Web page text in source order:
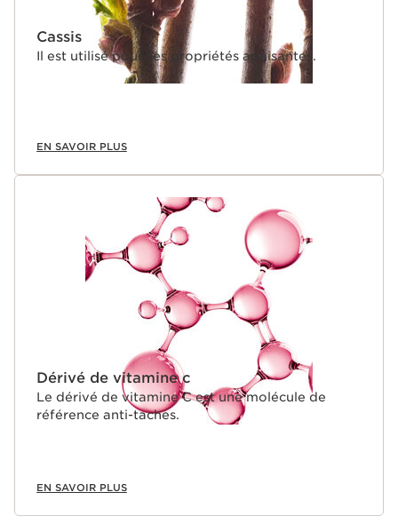
Cassis
Il est utilisé pour ses propriétés apaisantes.
EN SAVOIR PLUS
Dérivé de vitamine c
Le dérivé de vitamine C est une molécule de
référence anti-taches.
EN SAVOIR PLUS